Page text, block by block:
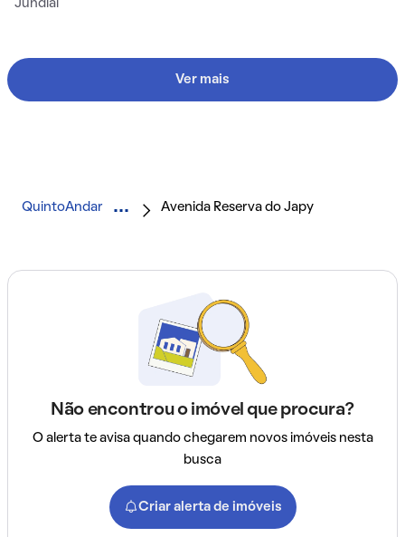
Jundiaí
Ver mais
QuintoAndar Avenida Reserva do Japy
Não encontrou o imóvel que procura?
O alerta te avisa quando chegarem novos imóveis nesta
busca
Criar alerta de imóveis